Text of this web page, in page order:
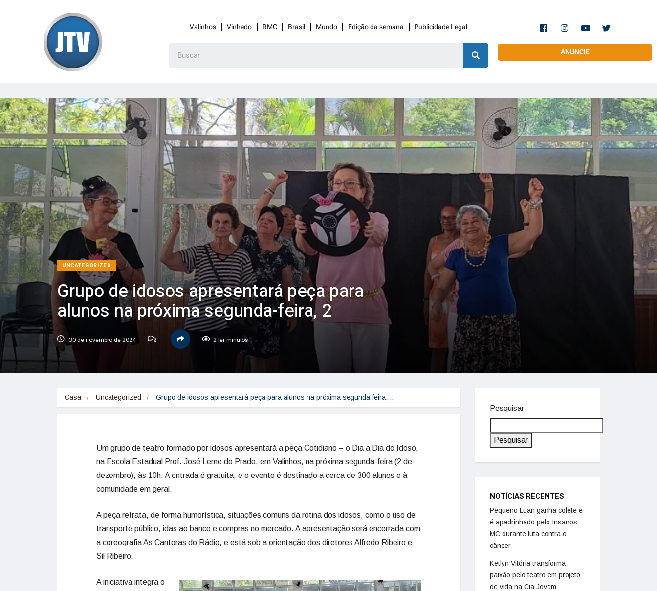
Valinhos Vinhedo RMC Brasil Mundo Edição da semana Publicidade Legal
ANUNCIE
UNCATEGORIZED
Grupo de idosos apresentará peça para
alunos na próxima segunda-feira, 2
30 de novembro de 2024 2 ler minutos
Casa Uncategorized Grupo de idosos apresentará peça para alunos na próxima segunda-feira,…
Um grupo de teatro formado por idosos apresentará a peça Cotidiano – o Dia a Dia do Idoso,
na Escola Estadual Prof. José Leme do Prado, em Valinhos, na próxima segunda-feira (2 de
dezembro), às 10h. A entrada é gratuita, e o evento é destinado a cerca de 300 alunos e à
comunidade em geral.
A peça retrata, de forma humorística, situações comuns da rotina dos idosos, como o uso de
transporte público, idas ao banco e compras no mercado. A apresentação será encerrada com
a coreografia As Cantoras do Rádio, e está sob a orientação dos diretores Alfredo Ribeiro e
Sil Ribeiro.
A iniciativa integra o
Pesquisar
Pesquisar
NOTÍCIAS RECENTES
Pequeno Luan ganha colete e
é apadrinhado pelo Insanos
MC durante luta contra o
câncer
Ketlyn Vitória transforma
paixão pelo teatro em projeto
de vida na Cia Jovem